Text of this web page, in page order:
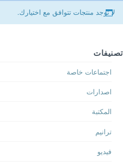
لا توجد منتجات تتوافق مع اختيارك.
تصنيفات
اجتماعات خاصة
اصدارات
المكتبة
ترانيم
فيديو